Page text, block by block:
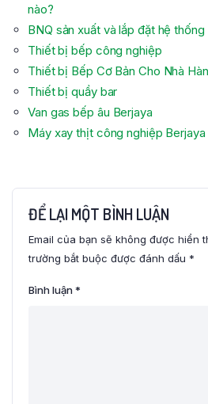
nào?
BNQ sản xuất và lắp đặt hệ
Thiết bị bếp công nghiệp
Thiết bị Bếp Cơ Bản Cho Nhà
Thiết bị quầy bar
Van gas bếp âu Berjaya
Máy xay thịt công nghiệp Berjaya
ĐỂ LẠI MỘT BÌNH LUẬN
Email của bạn sẽ không được hiển
trường bắt buộc được đánh dấu *
Bình luận*